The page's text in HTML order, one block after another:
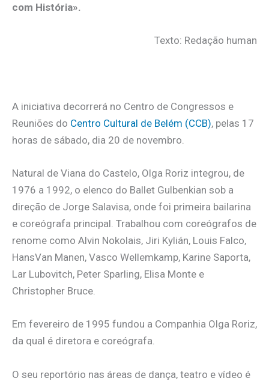
com História».
Texto: Redação human
A iniciativa decorrerá no Centro de Congressos e
Reuniões do Centro Cultural de Belém (CCB), pelas 17
horas de sábado, dia 20 de novembro.
Natural de Viana do Castelo, Olga Roriz integrou, de
1976 a 1992, o elenco do Ballet Gulbenkian sob a
direção de Jorge Salavisa, onde foi primeira bailarina
e coreógrafa principal. Trabalhou com coreógrafos de
renome como Alvin Nokolais, Jiri Kylián, Louis Falco,
HansVan Manen, Vasco Wellemkamp, Karine Saporta,
Lar Lubovitch, Peter Sparling, Elisa Monte e
Christopher Bruce.
Em fevereiro de 1995 fundou a Companhia Olga Roriz,
da qual é diretora e coreógrafa.
O seu reportório nas áreas de dança, teatro e vídeo é